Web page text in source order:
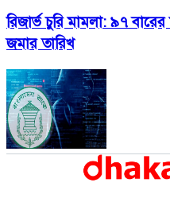
রিজার্ভ চুরি মামলা: ৯৭
জমার তারিখ